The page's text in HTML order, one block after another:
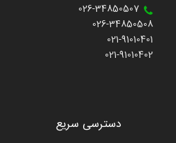
026-34850507
026-34850508
021-91010401
021-91010402
دسترسی سریع